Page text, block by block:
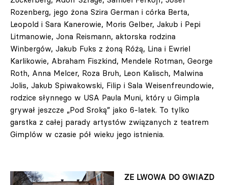
Rozenberg, jego żona Szira German i córka Berta,
Leopold i Sara Kanerowie, Moris Gelber, Jakub i Pepi
Litmanowie, Jona Reismann, aktorska rodzina
Winbergów, Jakub Fuks z żoną Różą, Lina i Ewriel
Karlikowie, Abraham Fiszkind, Mendele Rotman, George
Roth, Anna Melcer, Roza Bruh, Leon Kalisch, Malwina
Jolis, Jakub Spiwakowski, Filip i Sala Weisenfreundowie,
rodzice słynnego w USA Paula Muni, który u Gimpla
grywał jeszcze „Pod Sroką” jako 6-latek. To tylko
garstka z całej parady artystów związanych z teatrem
Gimplów w czasie pół wieku jego istnienia.
ZE LWOWA DO GWIAZD